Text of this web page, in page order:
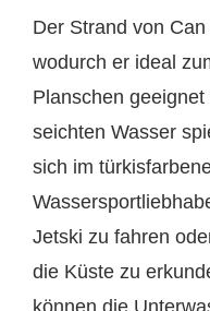
Der Strand von
wodurch er ideal
Planschen
seichten Wasser
sich im
Jetski zu fahren
die Küste zu
können die